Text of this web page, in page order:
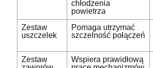
chłodzenia
powietrza
Zestaw
uszczelek
Pomaga utrzymać
szczelność połączeń
Zestaw
Wspiera prawidłową